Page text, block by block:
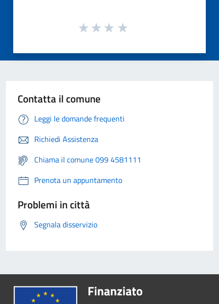
Contatta il comune
Leggi le domande frequenti
Richiedi Assistenza
Chiama il comune 099 4581111
Prenota un appuntamento
Problemi in città
Segnala disservizio